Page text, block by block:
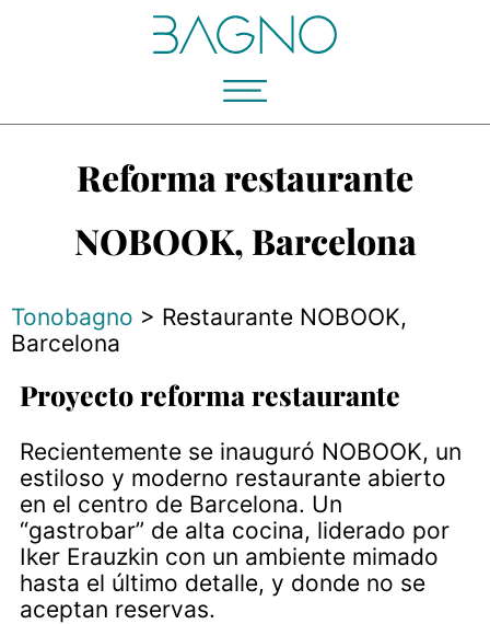
Reforma restaurante
NOBOOK, Barcelona
Tonobagno > Restaurante NOBOOK,
Barcelona
Proyecto reforma restaurante
Recientemente se inauguró NOBOOK, un
estiloso y moderno restaurante abierto
en el centro de Barcelona. Un
“gastrobar” de alta cocina, liderado por
Iker Erauzkin con un ambiente mimado
hasta el último detalle, y donde no se
aceptan reservas.